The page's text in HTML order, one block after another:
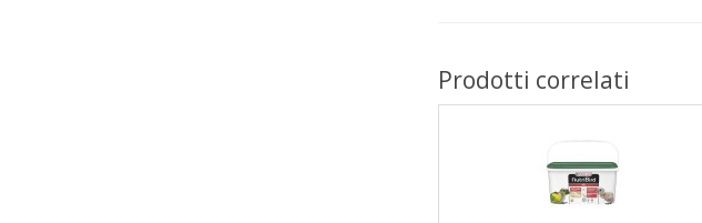
Prodotti correlati